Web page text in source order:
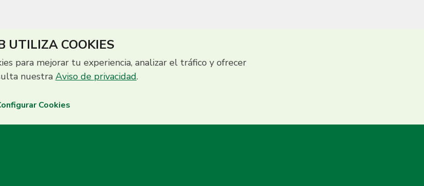
UTILIZA COOKIES
para mejorar tu experiencia, analizar el tráfico y ofrecer
nuestra Aviso de privacidad.
Cookies